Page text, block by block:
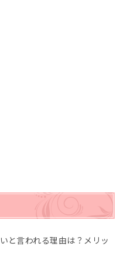
と言われる理由は？メリッ